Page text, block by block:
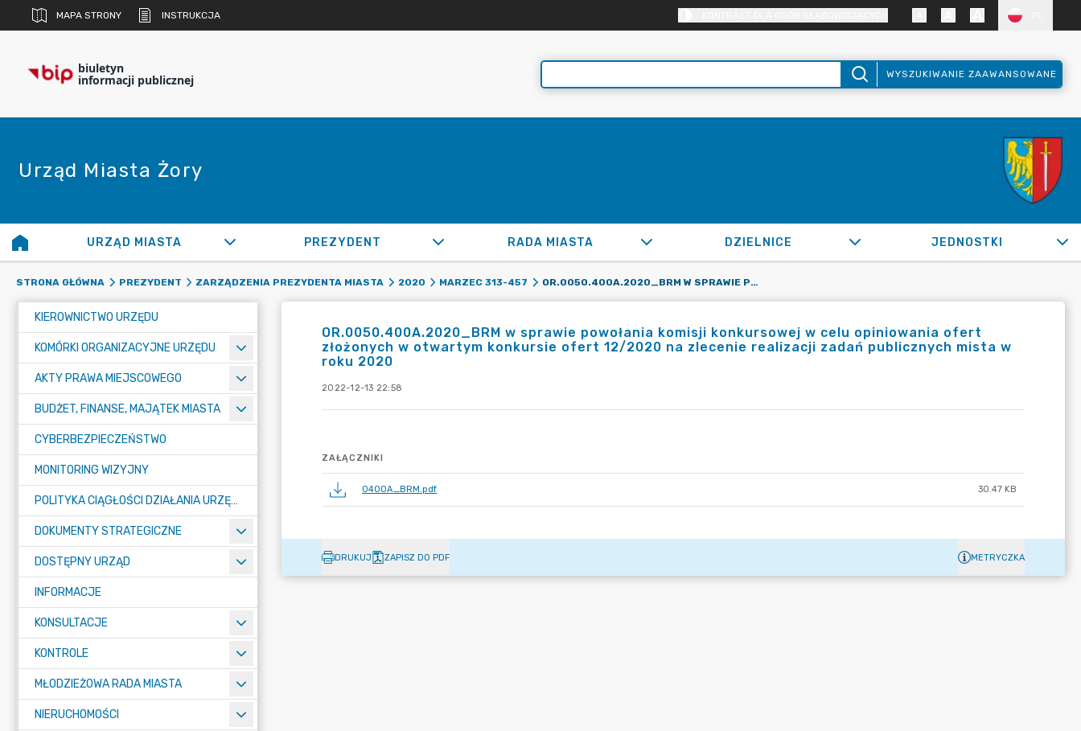
MAPA STRONY INSTRUKCJA
biuletyn
informacji publicznej WYSZUKIWANIE ZAAWANSOWANE
Urząd Miasta Żory
URZĄD MIASTA PREZYDENT RADA MIASTA DZIELNICE JEDNOSTKI
STRONA GŁÓWNA PREZYDENT ZARZĄDZENIA PREZYDENTA MIASTA 2020 MARZEC 313-457 OR.0050.400A.2020_BRM W SPRAWIE POWOŁANIA KOMISJI KONKURSOWEJ W CELU OPINIOWANIA OFERT ZŁOŻONYCH W OTWARTYM KONKURSIE OFERT 12/2020 NA ZLECENIE REALIZACJI ZADAŃ PUBLICZNYCH MISTA W ROKU 2020
KIEROWNICTWO URZĘDU
KOMÓRKI ORGANIZACYJNE URZĘDU
AKTY PRAWA MIEJSCOWEGO
BUDŻET, FINANSE, MAJĄTEK MIASTA
CYBERBEZPIECZEŃSTWO
MONITORING WIZYJNY
POLITYKA CIĄGŁOŚCI DZIAŁANIA URZĘDU MIASTA ŻORY
DOKUMENTY STRATEGICZNE
DOSTĘPNY URZĄD
INFORMACJE
KONSULTACJE
KONTROLE
MŁODZIEŻOWA RADA MIASTA
NIERUCHOMOŚCI
OR.0050.400A.2020_BRM w sprawie powołania komisji konkursowej w celu opiniowania ofert
złożonych w otwartym konkursie ofert 12/2020 na zlecenie realizacji zadań publicznych mista w
roku 2020
2022-12-13 22:58
ZAŁĄCZNIKI
0400A_BRM.pdf 30.47 KB
DRUKUJ ZAPISZ DO PDF METRYCZKA